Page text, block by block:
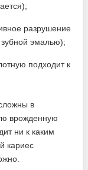
разрушение
эмалью);
подходит к
в
врожденную
ни к каким
кариес